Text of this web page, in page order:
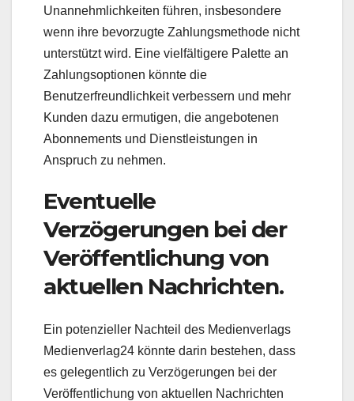
Unannehmlichkeiten führen, insbesondere
wenn ihre bevorzugte Zahlungsmethode nicht
unterstützt wird. Eine vielfältigere Palette an
Zahlungsoptionen könnte die
Benutzerfreundlichkeit verbessern und mehr
Kunden dazu ermutigen, die angebotenen
Abonnements und Dienstleistungen in
Anspruch zu nehmen.
Eventuelle
Verzögerungen bei der
Veröffentlichung von
aktuellen Nachrichten.
Ein potenzieller Nachteil des Medienverlags
Medienverlag24 könnte darin bestehen, dass
es gelegentlich zu Verzögerungen bei der
Veröffentlichung von aktuellen Nachrichten